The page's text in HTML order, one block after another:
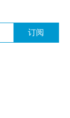
订阅